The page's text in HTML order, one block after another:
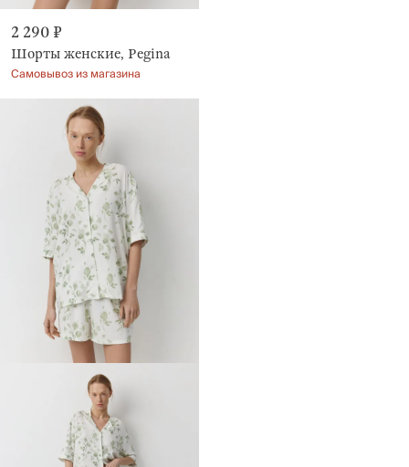
2 290 ₽
Шорты женские, Pegina
Самовывоз из магазина